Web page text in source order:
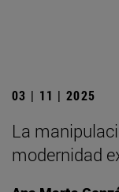
03 | 11 | 2025
La
modernidad